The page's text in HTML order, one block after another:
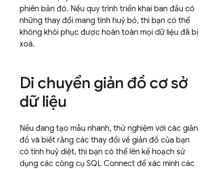
phiên bản đó. Nếu quy trình triển khai ban đầu có
những thay đổi mang tính huỷ bỏ, thì bạn có thể
không khôi phục được hoàn toàn mọi dữ liệu đã bị
xoá.
Di chuyển giản đồ cơ sở
dữ liệu
Nếu đang tạo mẫu nhanh, thử nghiệm với các giản
đồ và biết rằng các thay đổi về giản đồ của bạn
có tính huỷ diệt, thì bạn có thể lên kế hoạch sử
dụng các công cụ SQL Connect để xác minh các